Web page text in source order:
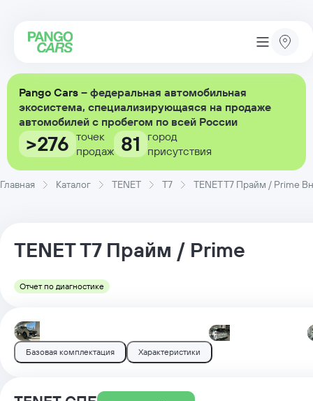
Pango Cars – федеральная автомобильная
экосистема, специализирующаяся на продаже
автомобилей с пробегом по всей России
>276 точек
продаж 81
город
присутствия
Главная Каталог TENET T7 TENET T7 Прайм / Prime
TENETT7 Прайм / Prime
Отчет по диагностике
Базовая комплектация Характеристики